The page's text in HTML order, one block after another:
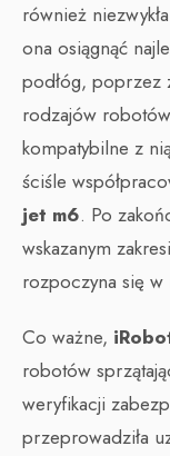
również
ona osiągnąć
podłóg, poprzez
rodzajów
kompatybilne z
ściśle
jet m6. Po
wskazanym
rozpoczyna się
Co ważne,
robotów
weryfikacji
przeprowadziła